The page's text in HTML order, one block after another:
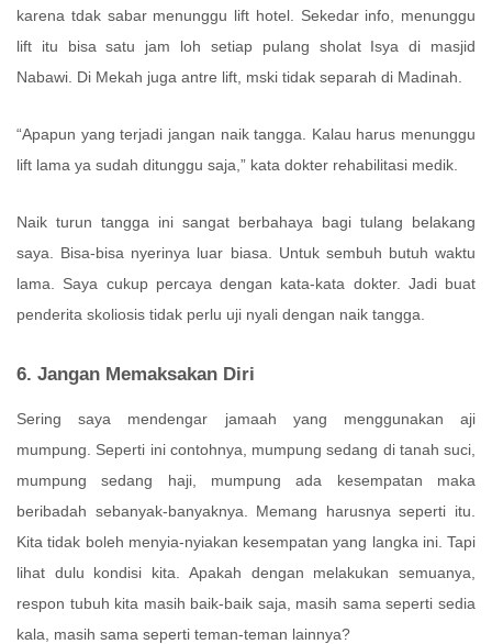
karena tdak sabar menunggu lift hotel. Sekedar info, menunggu
lift itu bisa satu jam loh setiap pulang sholat Isya di masjid
Nabawi. Di Mekah juga antre lift, mski tidak separah di Madinah.
“Apapun yang terjadi jangan naik tangga. Kalau harus menunggu
lift lama ya sudah ditunggu saja,” kata dokter rehabilitasi medik.
Naik turun tangga ini sangat berbahaya bagi tulang belakang
saya. Bisa-bisa nyerinya luar biasa. Untuk sembuh butuh waktu
lama. Saya cukup percaya dengan kata-kata dokter. Jadi buat
penderita skoliosis tidak perlu uji nyali dengan naik tangga.
6. Jangan Memaksakan Diri
Sering saya mendengar jamaah yang menggunakan aji
mumpung. Seperti ini contohnya, mumpung sedang di tanah suci,
mumpung sedang haji, mumpung ada kesempatan maka
beribadah sebanyak-banyaknya. Memang harusnya seperti itu.
Kita tidak boleh menyia-nyiakan kesempatan yang langka ini. Tapi
lihat dulu kondisi kita. Apakah dengan melakukan semuanya,
respon tubuh kita masih baik-baik saja, masih sama seperti sedia
kala, masih sama seperti teman-teman lainnya?